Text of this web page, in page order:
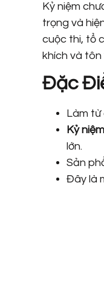
Kỷ niệm
trọng và
cuộc thi, tổ
khích và
Đặc
Làm
Kỷ
lớn.
Sản
Đây là